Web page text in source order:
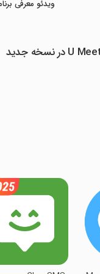
ویدئو معرفی